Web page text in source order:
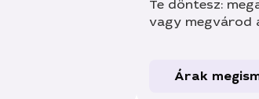
Te döntesz:
vagy megvárod
Árak